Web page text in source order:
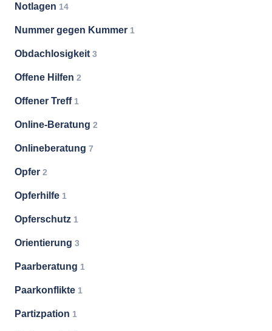
Notlagen 14
Nummer gegen Kummer 1
Obdachlosigkeit 3
Offene Hilfen 2
Offener Treff 1
Online-Beratung 2
Onlineberatung 7
Opfer 2
Opferhilfe 1
Opferschutz 1
Orientierung 3
Paarberatung 1
Paarkonflikte 1
Partizpation 1